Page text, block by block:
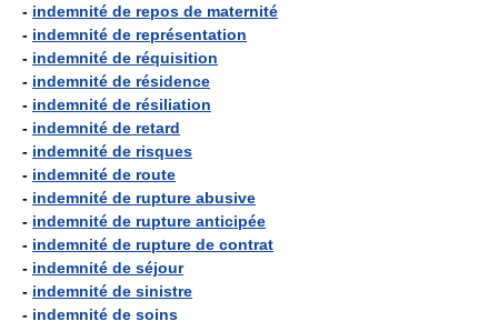
- indemnité de repos de maternité
- indemnité de représentation
- indemnité de réquisition
- indemnité de résidence
- indemnité de résiliation
- indemnité de retard
- indemnité de risques
- indemnité de route
- indemnité de rupture abusive
- indemnité de rupture anticipée
- indemnité de rupture de contrat
- indemnité de séjour
- indemnité de sinistre
- indemnité de soins